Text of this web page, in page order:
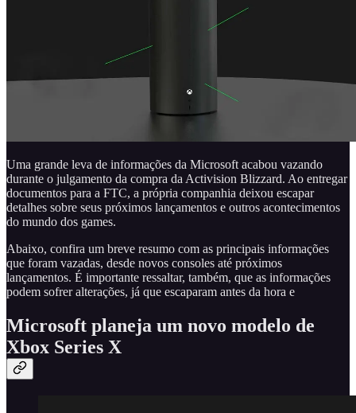
Uma grande leva de informações da Microsoft acabou vazando
durante o julgamento da compra da Activision Blizzard. Ao entregar
documentos para a FTC, a própria companhia deixou escapar
detalhes sobre seus próximos lançamentos e outros acontecimentos
do mundo dos games.
Abaixo, confira um breve resumo com as principais informações
que foram vazadas, desde novos consoles até próximos
lançamentos. É importante ressaltar, também, que as informações
podem sofrer alterações, já que escaparam antes da hora e
Microsoft planeja um novo modelo de
Xbox Series X